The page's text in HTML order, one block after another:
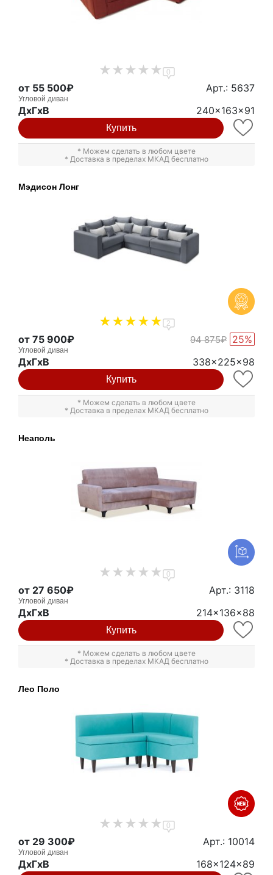
0
от 55 500₽ Арт.: 5637
Угловой диван
ДxГxВ 240x163x91
Купить
* Можем сделать в любом цвете
* Доставка в пределах МКАД бесплатно
Мэдисон Лонг
2
от 75 900₽ 94 875₽ 25%
Угловой диван
ДxГxВ 338x225x98
Купить
* Можем сделать в любом цвете
* Доставка в пределах МКАД бесплатно
Неаполь
0
от 27 650₽ Арт.: 3118
Угловой диван
ДxГxВ 214x136x88
Купить
* Можем сделать в любом цвете
* Доставка в пределах МКАД бесплатно
Лео Поло
0
от 29 300₽ Арт.: 10014
Угловой диван
ДxГxВ 168x124x89